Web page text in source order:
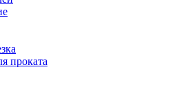
проката